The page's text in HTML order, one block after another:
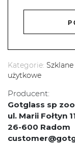
Kategorie:
użytkowe
Producent:
Gotglass sp
ul. Marii Fołtyn
26-600 Radom